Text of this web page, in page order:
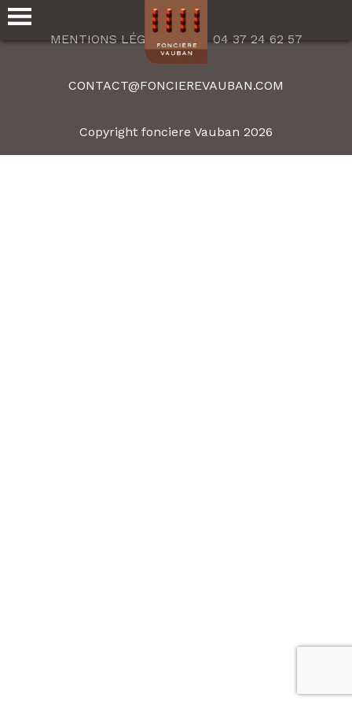
MENTIONS LÉGALES 04 37 24 62 57
CONTACT@FONCIEREVAUBAN.COM
Copyright fonciere Vauban 2026